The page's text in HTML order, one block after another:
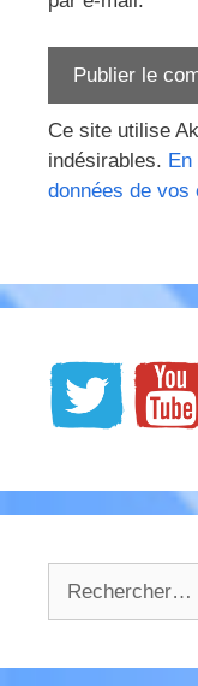
Ce site utilise
indésirables. En
données de vos